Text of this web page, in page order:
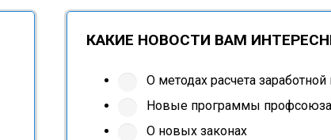
КАКИЕ НОВОСТИ ВАМ
О методах расчета заработной
Новые программы профсоюза
О новых законах